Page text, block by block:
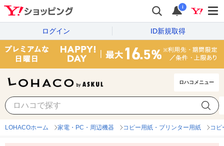
i
ログイン ID新規取得
ロハコメニュー
LOHACOホーム 家電・PC・周辺機器 コピー用紙・プリンター用紙 コピ